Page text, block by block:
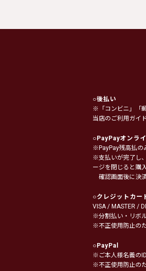
○後払い
※「コンビニ」「
当店のご利用ガイ
○PayPayオンラ
※PayPay残高払の
※支払いが完了し
ージを閉じると購
確認画面後に決
○クレジットカー
VISA / MASTER /
※分割払い・リボ
※不正使用防止の
○PayPal
※ご本人様名義の
※不正使用防止の